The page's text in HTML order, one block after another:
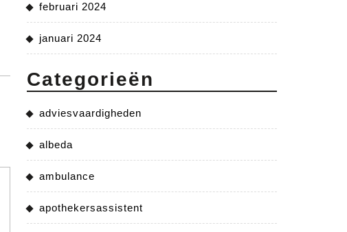
februari 2024
januari 2024
Categorieën
adviesvaardigheden
albeda
ambulance
apothekersassistent